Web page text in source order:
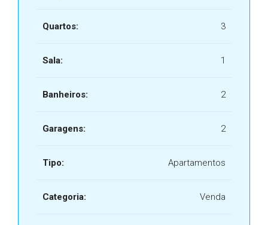
Quartos: 3
Sala: 1
Banheiros: 2
Garagens: 2
Tipo: Apartamentos
Categoria: Venda